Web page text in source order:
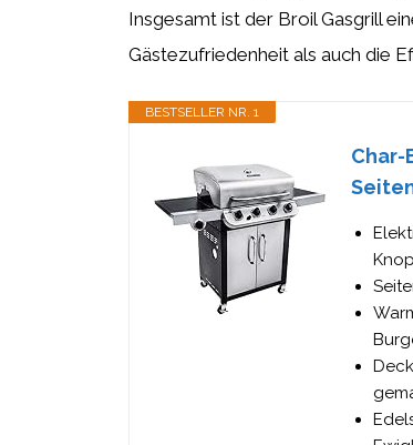
Insgesamt ist der Broil Gasgrill
Gästezufriedenheit als auch die
BESTSELLER NR. 1
Char-